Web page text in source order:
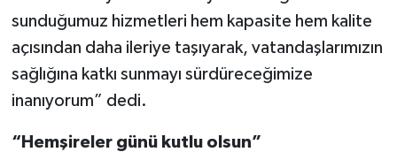
sunduğumuz hizmetleri hem kapasite hem kalite
açısından daha ileriye taşıyarak, vatandaşlarımızın
sağlığına katkı sunmayı sürdüreceğimize
inanıyorum” dedi.
“Hemşireler günü kutlu olsun”